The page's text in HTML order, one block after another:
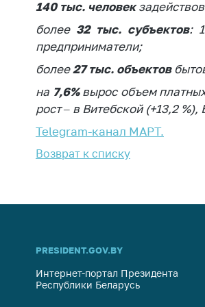
140 тыс. человек
более 32 тыс. субъектов:
предприниматели;
более27 тыс. объектов
на 7,6%вырос объем
рост – в Витебской (+13,2
Telegram-канал МАРТ.
Возврат к списку
PRESIDENT.GOV.BY
Интернет-портал Президента
Республики Беларусь